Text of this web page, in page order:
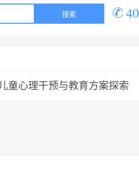
搜索
童心理干预与教育方案探索
?